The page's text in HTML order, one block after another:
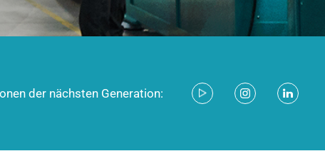
der nächsten Generation: